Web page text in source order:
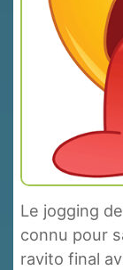
Le jogging
connu pour
ravito final